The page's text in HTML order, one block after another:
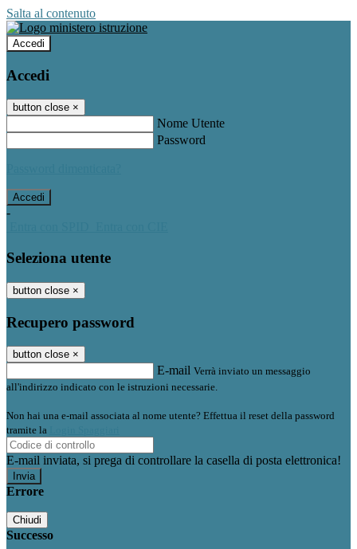
Salta al contenuto
Accedi
Accedi
button close ×
Nome Utente
Password
-
Seleziona utente
button close ×
Recupero password
button close ×
E-mail Verrà inviato un messaggio
all'indirizzo indicato con le istruzioni necessarie.
Non hai una e-mail associata al nome utente? Effettua il reset della password
tramite la
E-mail inviata, si prega di controllare la casella di posta elettronica!
Errore
Chiudi
Successo